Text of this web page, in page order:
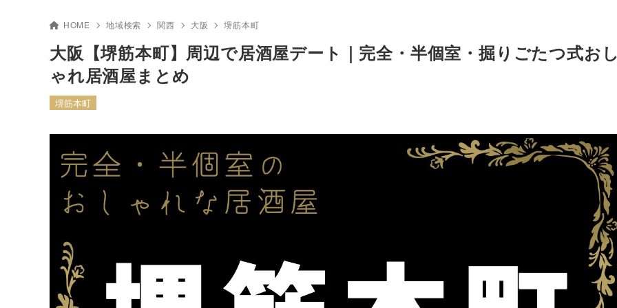
HOME 地域検索 関西 大阪 堺筋本町
大阪【堺筋本町】周辺で居酒屋デート｜完全・半個室・掘りごたつ式お
ゃれ居酒屋まとめ
堺筋本町